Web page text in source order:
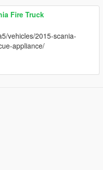
Fire Truck
vehicles/2015-scania-
appliance/